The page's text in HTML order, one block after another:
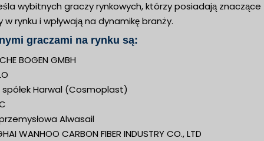
wybitnych graczy rynkowych, którzy posiadają znaczące
w rynku i wpływają na dynamikę branży.
graczami na rynku są:
BOGEN GMBH
Harwal (Cosmoplast)
Alwasail
WANHOO CARBON FIBER INDUSTRY CO., LTD